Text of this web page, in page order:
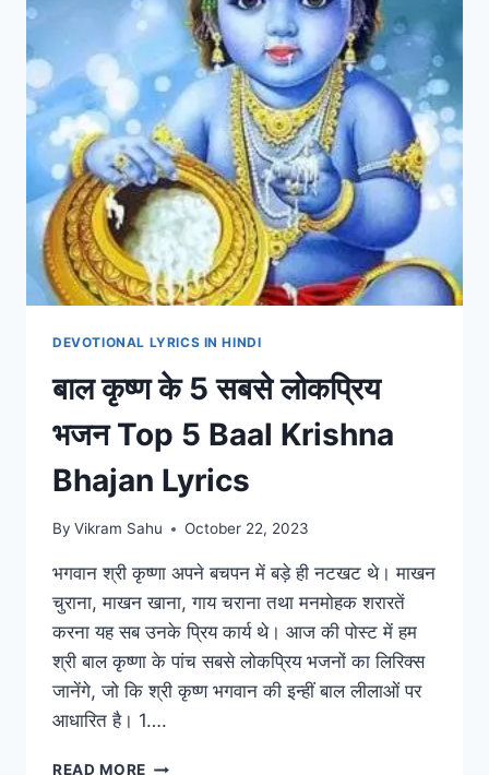
सबसे
पापुलर
DEVOTIONAL LYRICS IN HINDI
बाल कृष्ण के 5 सबसे लोकप्रिय
भजन Top 5 Baal Krishna
Bhajan Lyrics
By Vikram Sahu October 22, 2023
भगवान श्री कृष्णा अपने बचपन में बड़े ही नटखट थे। माखन
चुराना, माखन खाना, गाय चराना तथा मनमोहक शरारतें
करना यह सब उनके प्रिय कार्य थे। आज की पोस्ट में हम
श्री बाल कृष्णा के पांच सबसे लोकप्रिय भजनों का लिरिक्स
जानेंगे, जो कि श्री कृष्ण भगवान की इन्हीं बाल लीलाओं पर
आधारित है। 1….
READ MORE बाल